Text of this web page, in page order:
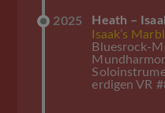
2025
Heath –
Isaak’s
Bluesrock-
erdigen VR